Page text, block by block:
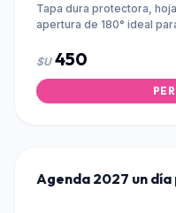
Tapa dura protectora,
apertura de 180° ideal
$U 450